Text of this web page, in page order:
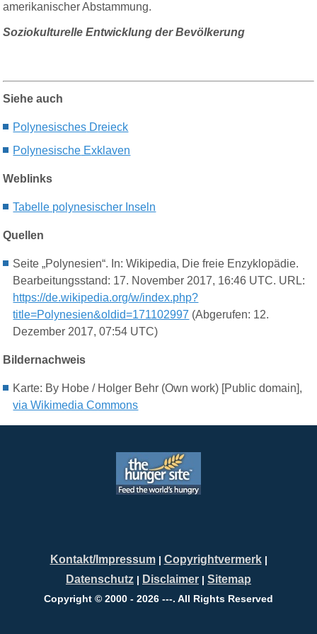
amerikanischer Abstammung.
Soziokulturelle Entwicklung der Bevölkerung
Siehe auch
Polynesisches Dreieck
Polynesische Exklaven
Weblinks
Tabelle polynesischer Inseln
Quellen
Seite „Polynesien“. In: Wikipedia, Die freie Enzyklopädie.
Bearbeitungsstand: 17. November 2017, 16:46 UTC. URL:
https://de.wikipedia.org/w/index.php?
title=Polynesien&oldid=171102997 (Abgerufen: 12.
Dezember 2017, 07:54 UTC)
Bildernachweis
Karte: By Hobe / Holger Behr (Own work) [Public domain],
via Wikimedia Commons
Kontakt/Impressum| Copyrightvermerk|
Datenschutz | Disclaimer | Sitemap
Copyright © 2000 - 2026 ---. All Rights Reserved